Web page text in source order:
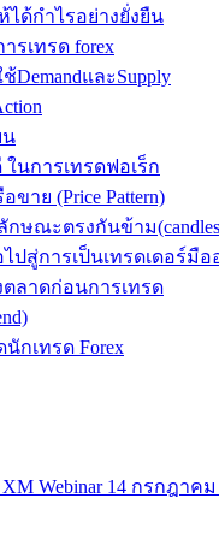
ได้กำไรอย่างยั่งยืน
เทรด forex
DemandและSupply
น
ในการเทรดฟอเร็ก
าย (Price Pattern)
ษณะตรงกันข้าม
ปสู่การเป็นเทรดเดอร์มื
ลาดก่อนการเทรด
กเทรด Forex
Webinar 14 กรกฎาคม